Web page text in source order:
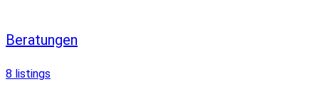
Beratungen
8 listings